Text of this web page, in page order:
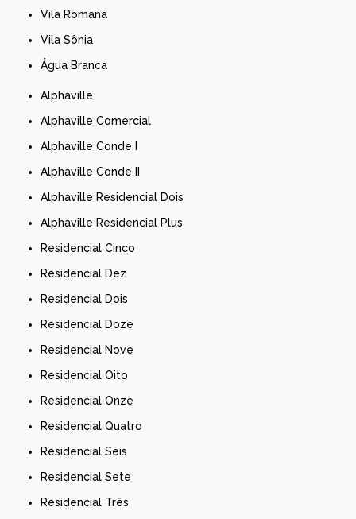
Vila Romana
Vila Sônia
Água Branca
Alphaville
Alphaville Comercial
Alphaville Conde I
Alphaville Conde II
Alphaville Residencial Dois
Alphaville Residencial Plus
Residencial Cinco
Residencial Dez
Residencial Dois
Residencial Doze
Residencial Nove
Residencial Oito
Residencial Onze
Residencial Quatro
Residencial Seis
Residencial Sete
Residencial Três